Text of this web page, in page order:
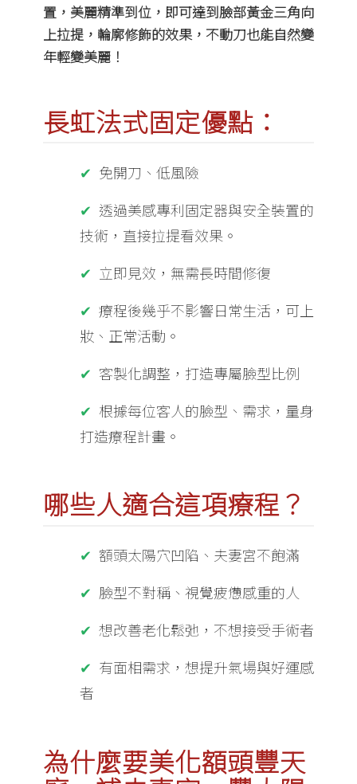
置，美麗精準到位，即可達到臉部黃金三角向
上拉提，輪廓修飾的效果，不動刀也能自然變
年輕變美麗！
長虹法式固定優點：
免開刀、低風險
透過美感專利固定器與安全裝置的
技術，直接拉提看效果。
立即見效，無需長時間修復
療程後幾乎不影響日常生活，可上
妝、正常活動。
客製化調整，打造專屬臉型比例
根據每位客人的臉型、需求，量身
打造療程計畫。
哪些人適合這項療程？
額頭太陽穴凹陷、夫妻宮不飽滿
臉型不對稱、視覺疲憊感重的人
想改善老化鬆弛，不想接受手術者
有面相需求，想提升氣場與好運感
者
為什麼要美化額頭豐天